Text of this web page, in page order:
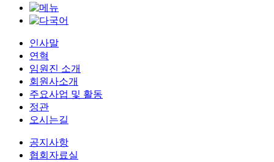
인사말
연혁
임원진 소개
회원사소개
주요사업 및 활동
정관
오시는길
공지사항
협회자료실